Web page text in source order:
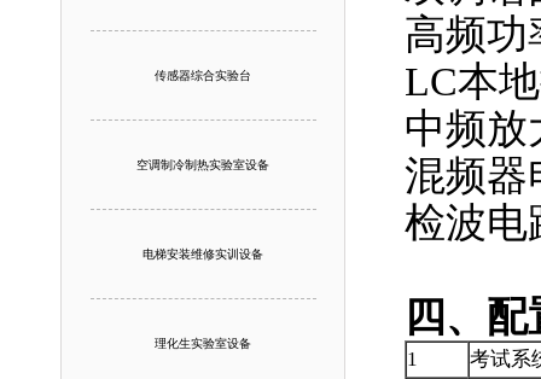
传感器综合实验台
空调制冷制热实验室设备
电梯安装维修实训设备
理化生实验室设备
高频功
LC本
中频放
混频器
检波电
四、配
1
考试系